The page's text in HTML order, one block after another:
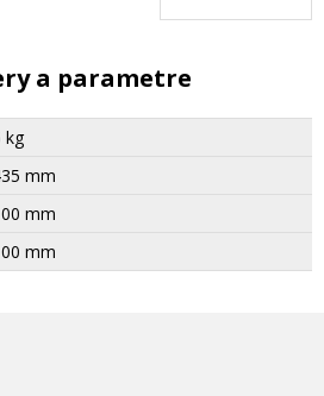
a parametre
kg
mm
mm
mm